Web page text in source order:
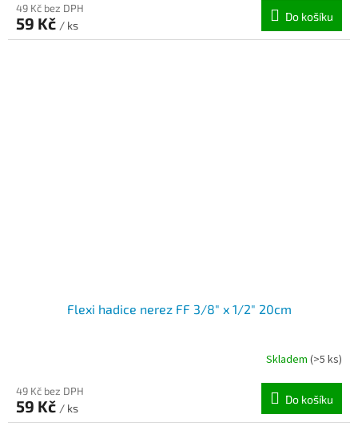
49 Kč bez DPH
59 Kč / ks
Do košíku
Flexi hadice nerez FF 3/8" x 1/2" 20cm
Skladem (>5 ks)
49 Kč bez DPH
59 Kč / ks
Do košíku